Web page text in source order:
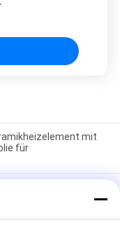
mit
für
Erwärmung
für